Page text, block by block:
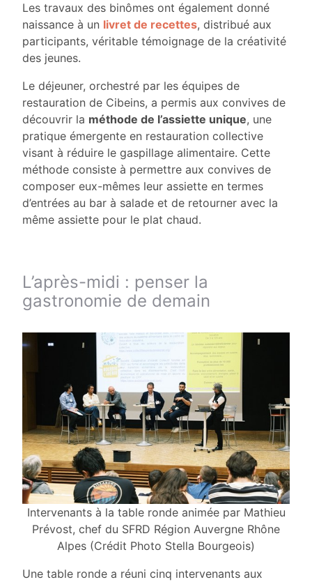
Les travaux des binômes ont également donné
naissance à un livret de recettes, distribué aux
participants, véritable témoignage de la créativité
des jeunes.
Le déjeuner, orchestré par les équipes de
restauration de Cibeins, a permis aux convives de
découvrir la méthode de l’assiette unique, une
pratique émergente en restauration collective
visant à réduire le gaspillage alimentaire. Cette
méthode consiste à permettre aux convives de
composer eux-mêmes leur assiette en termes
d’entrées au bar à salade et de retourner avec la
même assiette pour le plat chaud.
L’après-midi : penser la
gastronomie de demain
Intervenants à la table ronde animée par Mathieu
Prévost, chef du SFRD Région Auvergne Rhône
Alpes (Crédit Photo Stella Bourgeois)
Une table ronde a réuni cinq intervenants aux